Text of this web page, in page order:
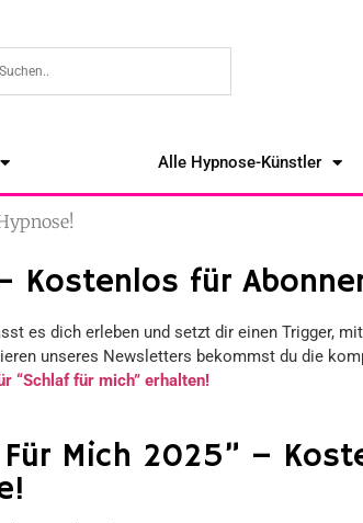
Alle Hypnose-Künstler
Kostenlos für
es dich erleben und setzt dir einen Trigger,
unseres Newsletters bekommst du die
“Schlaf für mich” erhalten!
Mich 2025” –